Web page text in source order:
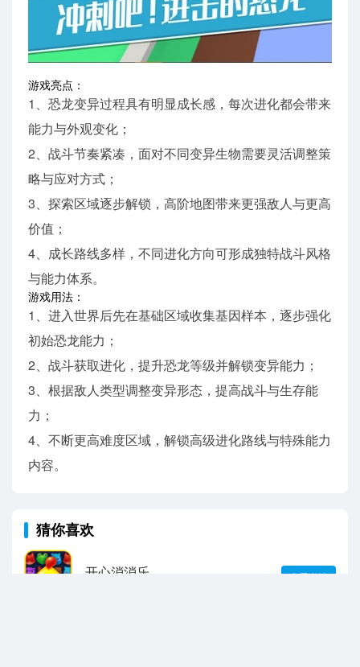
游戏亮点：
1、恐龙变异过程具有明显成长感，每次进化都会带来
能力与外观变化；
2、战斗节奏紧凑，面对不同变异生物需要灵活调整策
略与应对方式；
3、探索区域逐步解锁，高阶地图带来更强敌人与更高
价值；
4、成长路线多样，不同进化方向可形成独特战斗风格
与能力体系。
游戏用法：
1、进入世界后先在基础区域收集基因样本，逐步强化
初始恐龙能力；
2、战斗获取进化，提升恐龙等级并解锁变异能力；
3、根据敌人类型调整变异形态，提高战斗与生存能
力；
4、不断更高难度区域，解锁高级进化路线与特殊能力
内容。
猜你喜欢
开心消消乐 查看详情